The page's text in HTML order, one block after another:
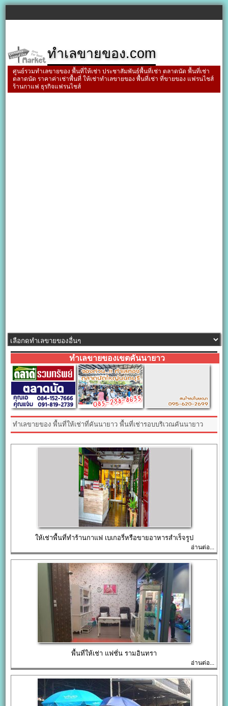
ทำเลขายของ.com
ศูนย์รวมทำเลขายของ พื้นที่ให้เช่า ประชาสัมพันธ์พื้นที่เช่า ตลาดนัด พื้นที่เช่า
ตลาดนัด ราคาค่าเช่าพื้นที่ ให้เช่าทำเลขายของ พื้นที่เช่า ที่ขายของ แฟรนไชส์
ร้านกาแฟ ธุรกิจแฟรนไชส์
ทำเลขายของเขตคันนายาว
ทำเลขายของ พื้นที่ให้เช่าที่คันนายาว พื้นที่เช่ารอบบริเวณคันนายาว
ให้เช่าพื้นที่ทำร้านกาแฟ เบเกอรี่หรือขายอาหารสำเร็จรูป
อ่านต่อ...
พื้นที่ให้เช่า แฟชั่น รามอินทรา
อ่านต่อ...